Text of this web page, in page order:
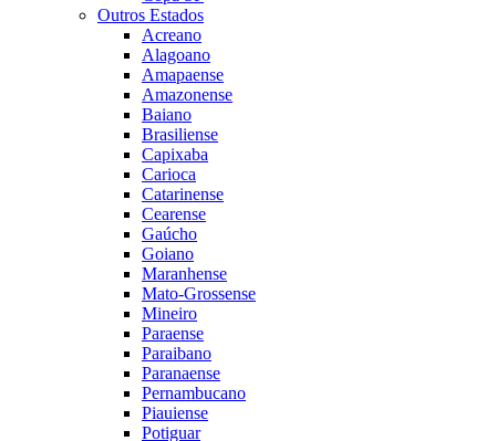
Outros Estados
Acreano
Alagoano
Amapaense
Amazonense
Baiano
Brasiliense
Capixaba
Carioca
Catarinense
Cearense
Gaúcho
Goiano
Maranhense
Mato-Grossense
Mineiro
Paraense
Paraibano
Paranaense
Pernambucano
Piauiense
Potiguar